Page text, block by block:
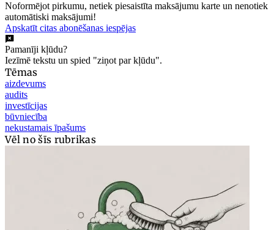
Noformējot pirkumu, netiek piesaistīta maksājumu karte un nenotiek
automātiski maksājumi!
Apskatīt citas abonēšanas iespējas
Pamanīji kļūdu?
Iezīmē tekstu un spied "ziņot par kļūdu".
Tēmas
aizdevums
audits
investīcijas
būvniecība
nekustamais īpašums
Vēl no šīs rubrikas